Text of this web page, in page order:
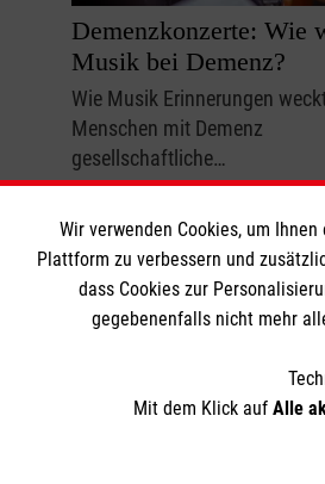
Demenzkonzerte: Wie
Musik bei Demenz?
Wie Musik Erinnerungen
Menschen mit Demenz
gesellschaftliche…
Begleitung
Demenz
Wir verwenden Cookies, um
Plattform zu verbessern und
dass Cookies zur
gegebenenfalls nicht mehr
Mit dem Klick auf Alle